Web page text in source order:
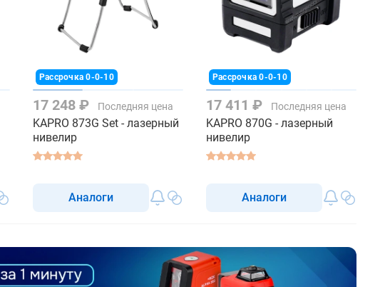
Рассрочка 0-0-10
17 248 ₽ Последняя цена
KAPRO 873G Set - лазерный
нивелир
Аналоги
Рассрочка 0-0-10
17 411 ₽ Последняя цена
KAPRO 870G - лазерный
нивелир
Аналоги